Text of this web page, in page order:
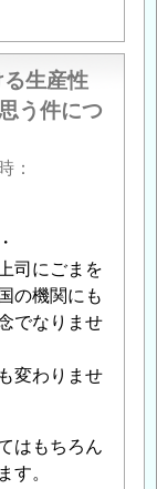
生産性
う件につ
司にごまを
の機関にも
でなりませ
変わりませ
はもちろん
す。